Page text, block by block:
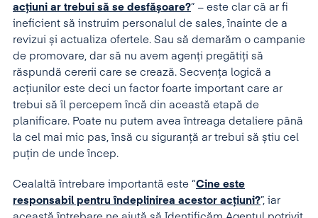
acțiuni ar trebui să se desfășoare?” – este clar că ar fi
ineficient să instruim personalul de sales, înainte de a
revizui și actualiza ofertele. Sau să demarăm o campanie
de promovare, dar să nu avem agenți pregătiți să
răspundă cererii care se crează. Secvența logică a
acțiunilor este deci un factor foarte important care ar
trebui să îl percepem încă din această etapă de
planificare. Poate nu putem avea întreaga detaliere până
la cel mai mic pas, însă cu siguranță ar trebui să știu cel
puțin de unde încep.
Cealaltă întrebare importantă este “Cine este
responsabil pentru îndeplinirea acestor acțiuni?”, iar